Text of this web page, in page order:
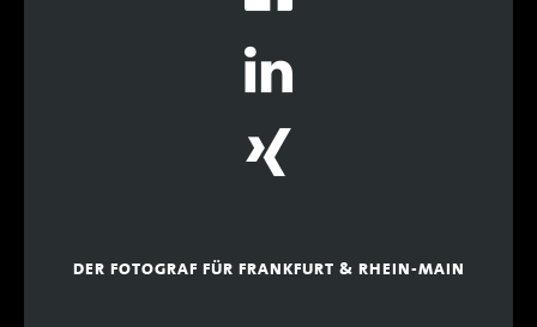
DER FOTOGRAF FÜR FRANKFURT & RHEIN-MAIN